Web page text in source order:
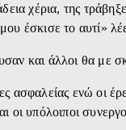
χέρια, της
έσκισε το αυτί»
και άλλοι θα με
ασφαλείας ενώ οι
οι υπόλοιποι